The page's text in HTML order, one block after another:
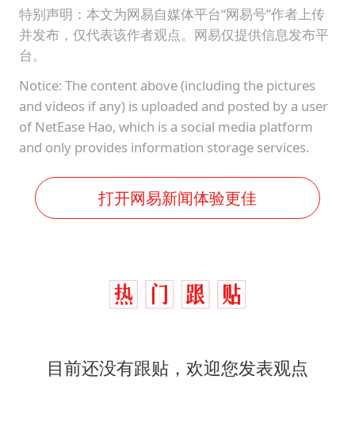
特别声明：本文为网易自媒体平台“网易号”作者上传
并发布，仅代表该作者观点。网易仅提供信息发布平
台。
Notice: The content above (including the pictures
and videos if any) is uploaded and posted by a user
of NetEase Hao, which is a social media platform
and only provides information storage services.
打开网易新闻体验更佳
目前还没有跟贴，欢迎您发表观点